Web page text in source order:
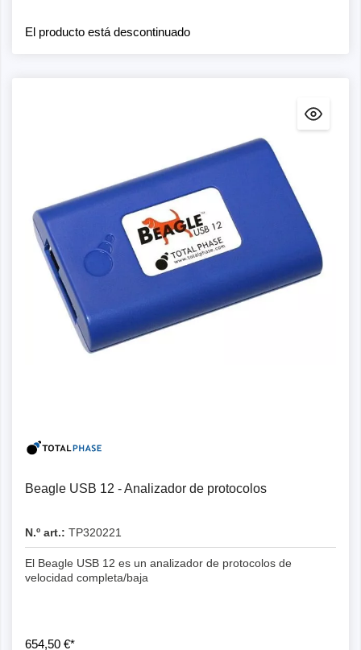
El producto está descontinuado
Beagle USB 12 - Analizador de protocolos
N.º art.: TP320221
El Beagle USB 12 es un analizador de protocolos de
velocidad completa/baja
654,50 €*